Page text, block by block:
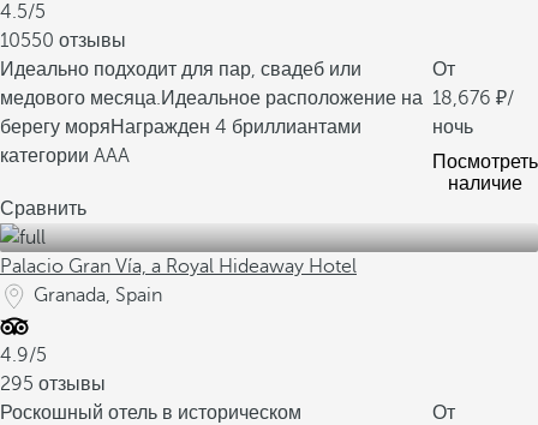
4.5/5
10550 отзывы
Идеально подходит для пар, свадеб или
медового месяца.Идеальное расположение на
берегу моряНагражден 4 бриллиантами
категории AAA
От
18,676
/
ночь
Посмотреть
наличие
Сравнить
Palacio Gran Vía, a Royal Hideaway Hotel
Granada, Spain
4.9/5
295 отзывы
Роскошный отель в историческом
От